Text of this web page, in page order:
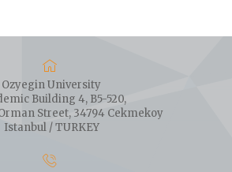
Ozyegin University
Building 4, B5-520,
Street, 34794 Cekmekoy
Istanbul / TURKEY